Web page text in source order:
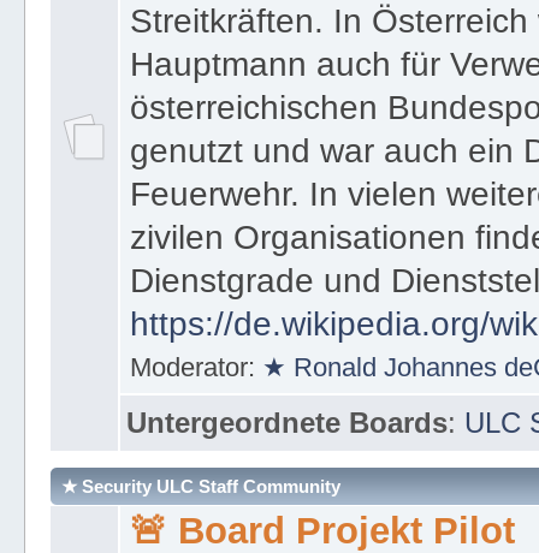
Streitkräften. In
Hauptmann auch für
österreichischen
genutzt und war auch ein
Feuerwehr. In vielen
zivilen Organisationen
Dienstgrade und
https://de.wikipedia.org/
Moderator: ★ Ronald Johannes
Untergeordnete Boards: ULC
★ Security ULC Staff Community
🚨 Board Projekt Pilot